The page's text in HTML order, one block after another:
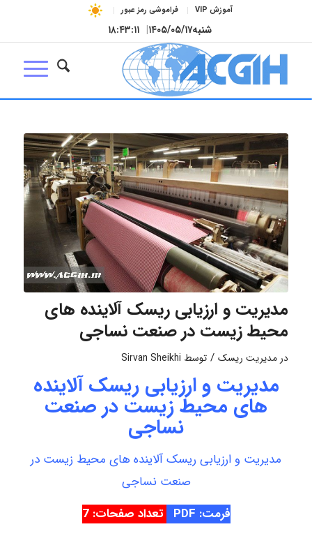
آموزش VIP فراموشی رمز عبور
شنبه۱۴۰۵/۰۵/۱۷| ۱۸:۴۳:۱۲
مدیریت و ارزیابی ریسک آلاینده های
محیط زیست در صنعت نساجی
درمدیریت ریسک / توسط Sirvan Sheikhi
مدیریت و ارزیابی ریسک آلاینده
های محیط زیست در صنعت
نساجی
مدیریت و ارزیابی ریسک آلاینده های محیط زیست در
صنعت نساجی
فرمت: PDF
تعداد صفحات: 7